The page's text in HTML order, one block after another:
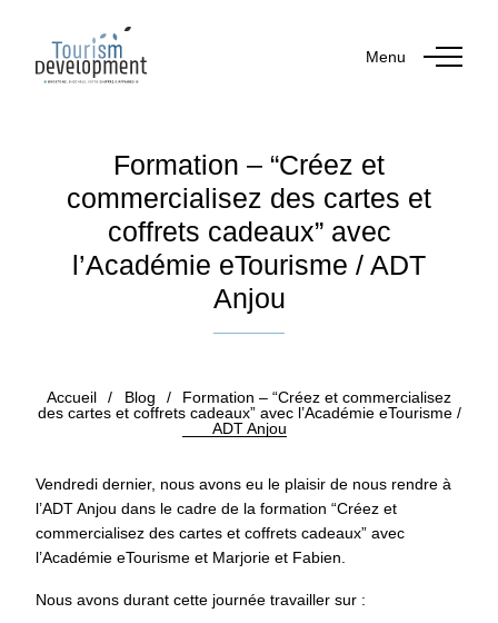
Menu
Formation – “Créez et
commercialisez des cartes et
coffrets cadeaux” avec
l’Académie eTourisme / ADT
Anjou
Accueil / Blog /
Formation – “Créez et commercialisez
des cartes et coffrets cadeaux” avec l’Académie eTourisme /
ADT Anjou
Vendredi dernier, nous avons eu le plaisir de nous rendre à
l’ADT Anjou dans le cadre de la formation “Créez et
commercialisez des cartes et coffrets cadeaux” avec
l’Académie eTourisme et Marjorie et Fabien.
Nous avons durant cette journée travailler sur :